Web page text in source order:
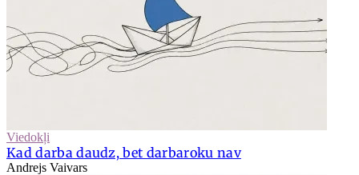
Viedokļi
Kad darba daudz, bet darbaroku nav
Andrejs Vaivars